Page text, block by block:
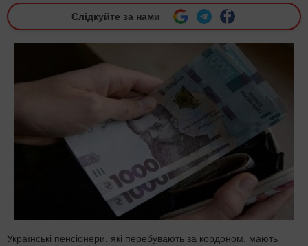
Слідкуйте за нами
Українські пенсіонери, які перебувають за кордоном, мають